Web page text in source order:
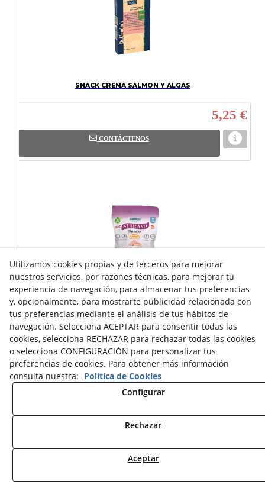
SNACK CREMA SALMON Y ALGAS
5,25 €
CONTÁCTENOS
SNACK SERRANO GATO ANTI HAIRBALL 50G
1,00 €
CONTÁCTENOS
Utilizamos cookies propias y de terceros para mejorar
nuestros servicios, por razones técnicas, para mejorar tu
experiencia de navegación, para almacenar tus preferencias
y, opcionalmente, para mostrarte publicidad relacionada con
tus preferencias mediante el análisis de tus hábitos de
navegación. Selecciona ACEPTAR para consentir todas las
cookies, selecciona RECHAZAR para rechazar todas las cookies
o selecciona CONFIGURACIÓN para personalizar tus
preferencias de cookies. Para obtener más información
consulta nuestra: Política de Cookies
Configurar
Rechazar
Aceptar